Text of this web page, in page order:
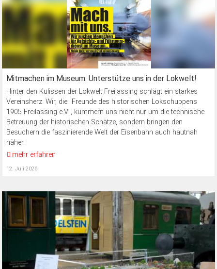
Mitmachen im Museum: Unterstütze uns in der Lokwelt!
Hinter den Kulissen der Lokwelt Freilassing schlägt ein starkes
Vereinsherz: Wir, die "Freunde des historischen Lokschuppens
1905 Freilassing e.V.", kümmern uns nicht nur um die technische
Betreuung der historischen Schätze, sondern bringen den
Besuchern die faszinierende Welt der Eisenbahn auch hautnah
näher.
mehr erfahren
12. Juli 2026